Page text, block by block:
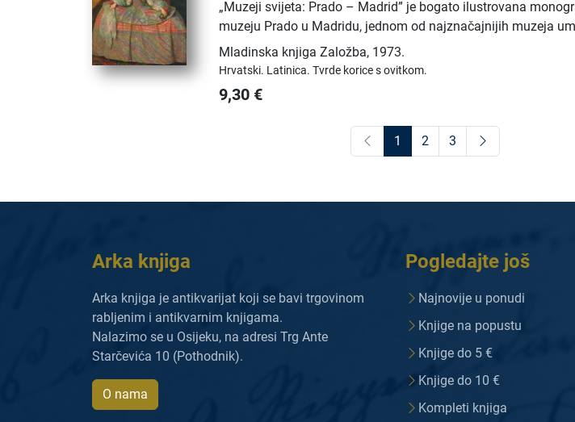
„Muzeji svijeta: Prado – Madrid” je bogato ilustrovana
muzeju Prado u Madridu, jednom od najznačajnijih muzeja
Mladinska knjiga Založba, 1973.
Hrvatski. Latinica.Tvrde korice s ovitkom.
9,30 €
1 2 3
Arka knjiga
Arka knjiga je antikvarijat koji se bavi trgovinom
rabljenim i antikvarnim knjigama.
Nalazimo se u Osijeku, na adresi Trg Ante
Starčevića 10 (Pothodnik).
O nama
Pogledajte još
Najnovije u ponudi
Knjige na popustu
Knjige do 5 €
Knjige do 10 €
Kompleti knjiga